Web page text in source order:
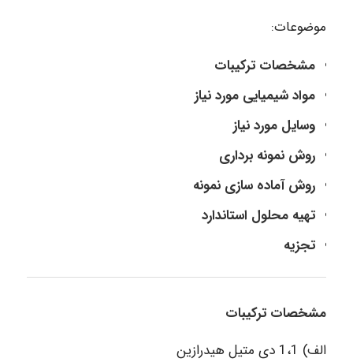
موضوعات:
مشخصات ترکیبات
مواد شیمیایی مورد نیاز
وسایل مورد نیاز
روش نمونه برداری
روش آماده سازی نمونه
تهیه محلول استاندارد
تجزیه
مشخصات ترکیبات
الف) 1،1 دی متیل هیدرازین